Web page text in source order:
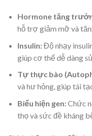
Hormone tăng
hỗ trợ giảm mỡ và
Insulin:Độ nhạy
giúp cơ thể dễ dàng
Tự thực bào
và hư hỏng, giúp tái
Biểu hiện gen:Chức
thọ và sức đề kháng